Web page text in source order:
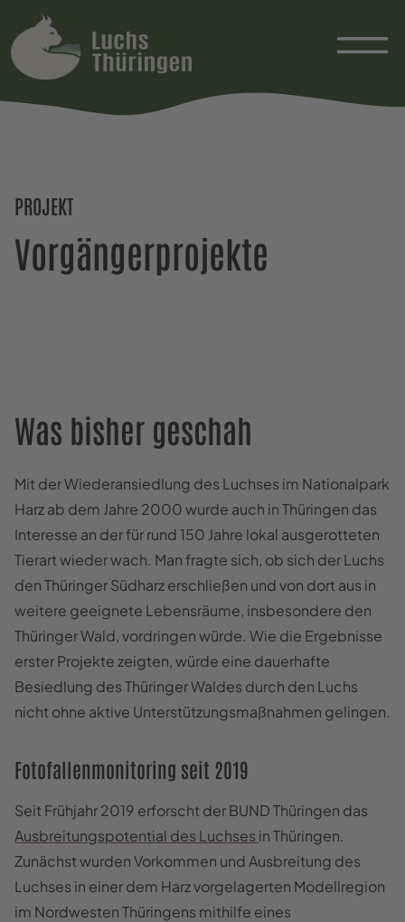
PROJEKT
Vorgängerprojekte
Was bisher geschah
Mit der Wiederansiedlung des Luchses im Nationalpark
Harz ab dem Jahre 2000 wurde auch in Thüringen das
Interesse an der für rund 150 Jahre lokal ausgerotteten
Tierart wieder wach. Man fragte sich, ob sich der Luchs
den Thüringer Südharz erschließen und von dort aus in
weitere geeignete Lebensräume, insbesondere den
Thüringer Wald, vordringen würde. Wie die Ergebnisse
erster Projekte zeigten, würde eine dauerhafte
Besiedlung des Thüringer Waldes durch den Luchs
nicht ohne aktive Unterstützungsmaßnahmen gelingen.
Fotofallenmonitoring seit 2019
Seit Frühjahr 2019 erforscht der BUND Thüringen das
Ausbreitungspotential des Luchses in Thüringen.
Zunächst wurden Vorkommen und Ausbreitung des
Luchses in einer dem Harz vorgelagerten Modellregion
im Nordwesten Thüringens mithilfe eines